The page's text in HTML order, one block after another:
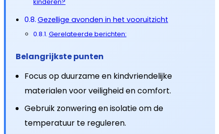
Gezellige avonden in het vooruitzicht
Gerelateerde berichten:
Belangrijkste punten
Focus op duurzame en kindvriendelijke
materialen voor veiligheid en comfort.
Gebruik zonwering en isolatie om de
temperatuur te reguleren.